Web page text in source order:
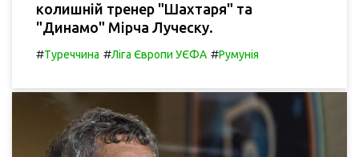
колишній тренер "Шахтаря" та
"Динамо" Мірча Луческу.
#Туреччина #Ліга Європи УЄФА #Румунія